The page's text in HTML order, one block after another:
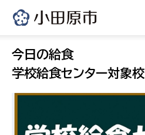
今日の給食
学校給食センター対象校